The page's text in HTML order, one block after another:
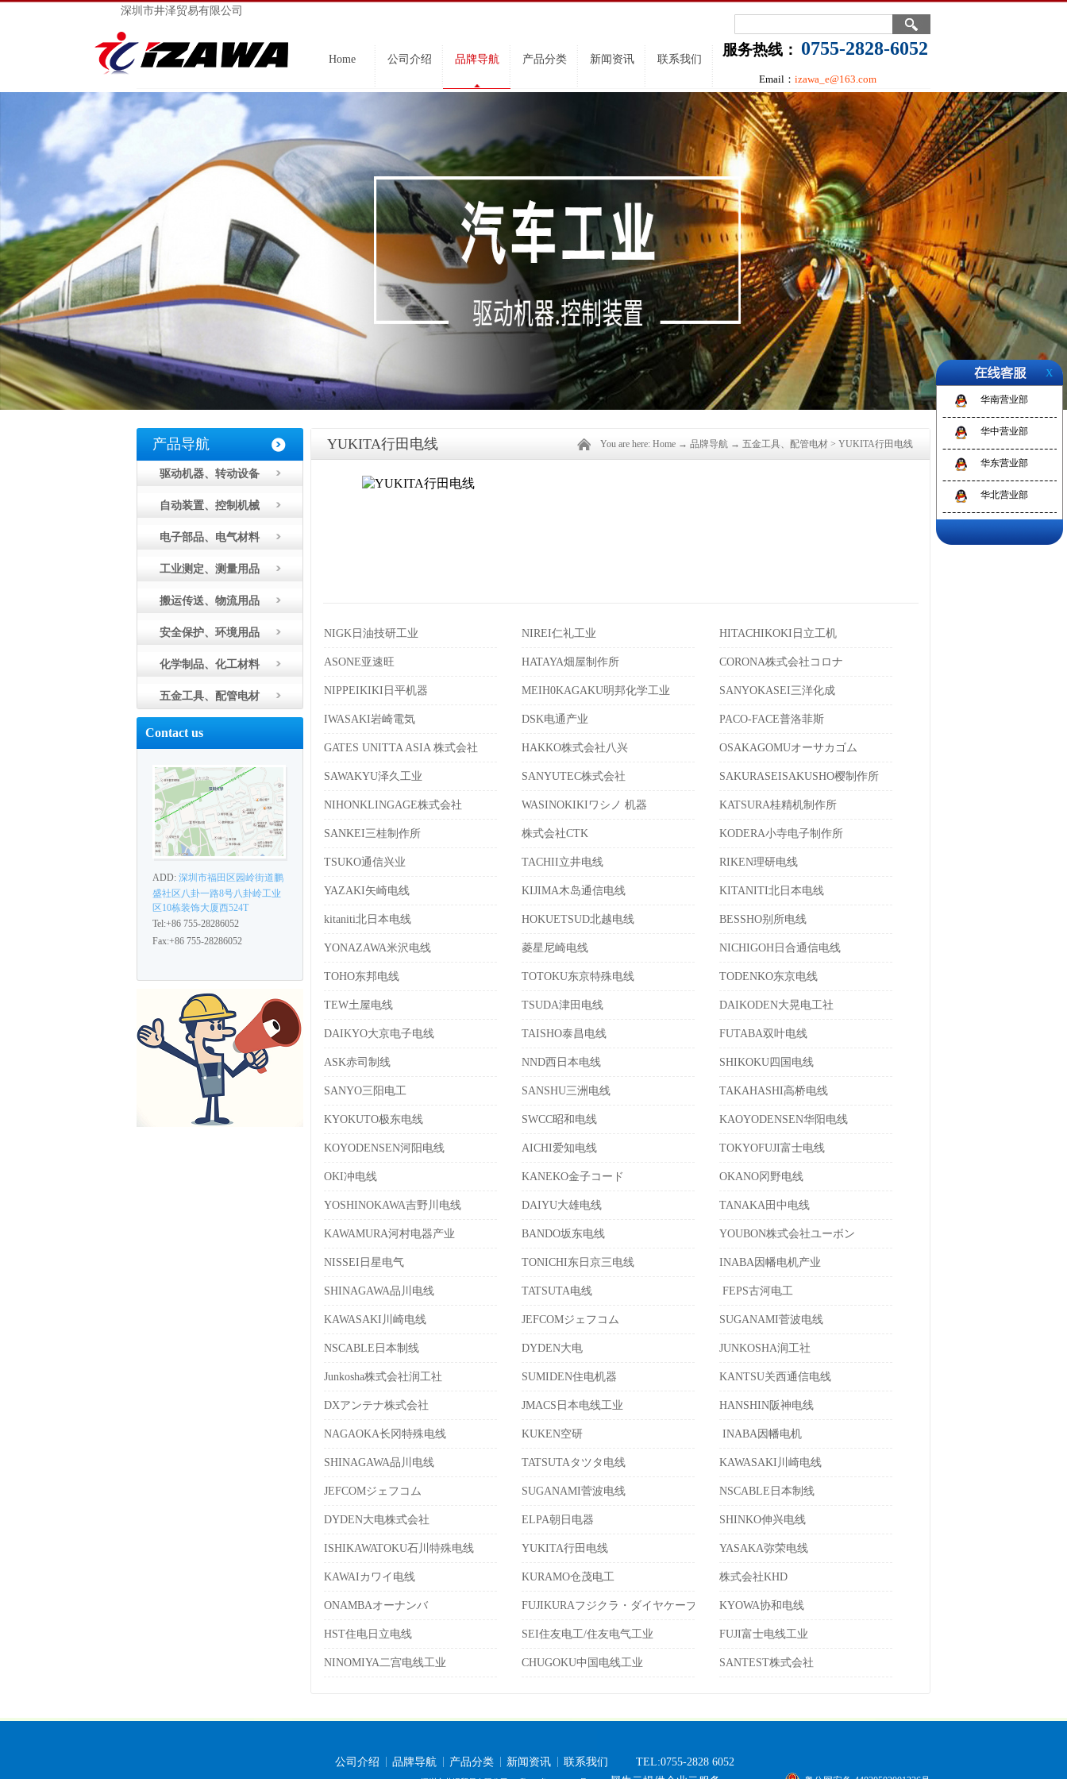
深圳市井泽贸易有限公司
服务热线： 0755-2828-6052
Email： izawa_e@163.com
Home 公司介绍 品牌导航 产品分类 新闻资讯 联系我们
1
产品导航
驱动机器、转动设备
自动装置、控制机械
电子部品、电气材料
工业测定、测量用品
搬运传送、物流用品
安全保护、环境用品
化学制品、化工材料
五金工具、配管电材
Contact us
ADD: 深圳市福田区园岭街道鹏
盛社区八卦一路8号八卦岭工业
区10栋装饰大厦西524T
Tel:+86 755-28286052
Fax:+86 755-28286052
YUKITA行田电线 You are here: Home → 品牌导航 → 五金工具、配管电材 > YUKITA行田电线
NIGK日油技研工业 NIREI仁礼工业 HITACHIKOKI日立工机
ASONE亚速旺 HATAYA畑屋制作所 CORONA株式会社コロナ
NIPPEIKIKI日平机器 MEIH0KAGAKU明邦化学工业 SANYOKASEI三洋化成
IWASAKI岩崎電気 DSK电通产业 PACO-FACE普洛菲斯
GATES UNITTA ASIA 株式会社 HAKKO株式会社八兴 OSAKAGOMUオーサカゴム
SAWAKYU泽久工业 SANYUTEC株式会社 SAKURASEISAKUSHO樱制作所
NIHONKLINGAGE株式会社 WASINOKIKIワシノ 机器 KATSURA桂精机制作所
SANKEI三桂制作所 株式会社CTK KODERA小寺电子制作所
TSUKO通信兴业 TACHII立井电线 RIKEN理研电线
YAZAKI矢崎电线 KIJIMA木岛通信电线 KITANITI北日本电线
kitaniti北日本电线 HOKUETSUD北越电线 BESSHO别所电线
YONAZAWA米沢电线 菱星尼崎电线 NICHIGOH日合通信电线
TOHO东邦电线 TOTOKU东京特殊电线 TODENKO东京电线
TEW土屋电线 TSUDA津田电线 DAIKODEN大晃电工社
DAIKYO大京电子电线 TAISHO泰昌电线 FUTABA双叶电线
ASK赤司制线 NND西日本电线 SHIKOKU四国电线
SANYO三阳电工 SANSHU三洲电线 TAKAHASHI高桥电线
KYOKUTO极东电线 SWCC昭和电线 KAOYODENSEN华阳电线
KOYODENSEN河阳电线 AICHI爱知电线 TOKYOFUJI富士电线
OKI冲电线 KANEKO金子コード OKANO冈野电线
YOSHINOKAWA吉野川电线 DAIYU大雄电线 TANAKA田中电线
KAWAMURA河村电器产业 BANDO坂东电线 YOUBON株式会社ユーボン
NISSEI日星电气 TONICHI东日京三电线 INABA因幡电机产业
SHINAGAWA品川电线 TATSUTA电线 FEPS古河电工
KAWASAKI川崎电线 JEFCOMジェフコム SUGANAMI菅波电线
NSCABLE日本制线 DYDEN大电 JUNKOSHA润工社
Junkosha株式会社润工社 SUMIDEN住电机器 KANTSU关西通信电线
DXアンテナ株式会社 JMACS日本电线工业 HANSHIN阪神电线
NAGAOKA长冈特殊电线 KUKEN空研 INABA因幡电机
SHINAGAWA品川电线 TATSUTAタツタ电线 KAWASAKI川崎电线
JEFCOMジェフコム SUGANAMI菅波电线 NSCABLE日本制线
DYDEN大电株式会社 ELPA朝日电器 SHINKO伸兴电线
ISHIKAWATOKU石川特殊电线 YUKITA行田电线 YASAKA弥荣电线
KAWAIカワイ电线 KURAMO仓茂电工 株式会社KHD
ONAMBAオーナンバ FUJIKURAフジクラ・ダイヤケーブル KYOWA协和电线
HST住电日立电线 SEI住友电工/住友电气工业 FUJI富士电线工业
NINOMIYA二宫电线工业 CHUGOKU中国电线工业 SANTEST株式会社
公司介绍 品牌导航 产品分类 新闻资讯 联系我们
TEL:0755-2828 6052
X
华南营业部
华中营业部
华东营业部
华北营业部